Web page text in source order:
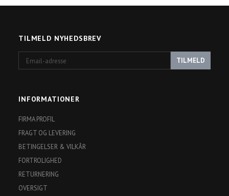
TILMELD NYHEDSBREV
adresse
TILMELD
INFORMATIONER
FIRMA PROFIL
FRAGT OG LEVERING
BETINGELSER & VILKÅR
FORTROLIGHED
RETURNERING
OVERSIGT